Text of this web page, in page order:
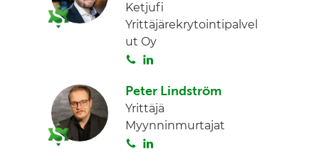
a
e
d
I
Ketjufi
Yrittäjärekrytointipalvel
ut Oy
S
i
t
a
n
k
e
Peter Lindström
Yrittäjä
Myynninmurtajat
S